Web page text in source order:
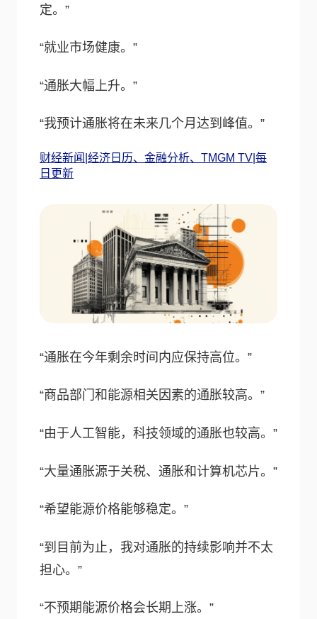
定。”
“就业市场健康。”
“通胀大幅上升。”
“我预计通胀将在未来几个月达到峰值。”
财经新闻|经济日历、金融分析、TMGM TV|每
日更新
“通胀在今年剩余时间内应保持高位。”
“商品部门和能源相关因素的通胀较高。”
“由于人工智能，科技领域的通胀也较高。”
“大量通胀源于关税、通胀和计算机芯片。”
“希望能源价格能够稳定。”
“到目前为止，我对通胀的持续影响并不太
担心。”
“不预期能源价格会长期上涨。”